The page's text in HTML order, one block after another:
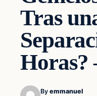
Tras
Horas?
By emmanuel